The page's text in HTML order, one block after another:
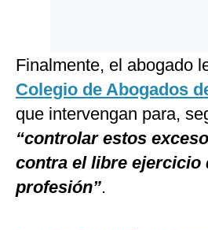
Finalmente, el abogado
Colegio de Abogados
que intervengan para,
“controlar estos
contra el libre ejercicio
profesión”.